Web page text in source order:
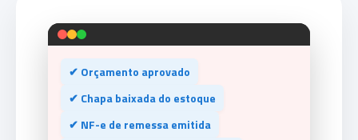
✔ Orçamento aprovado
✔ Chapa baixada do estoque
✔ NF-e de remessa emitida